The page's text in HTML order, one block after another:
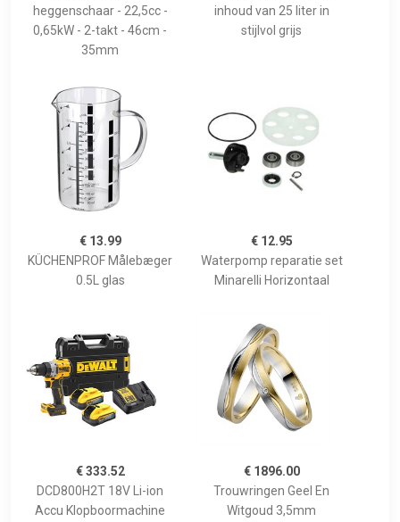
heggenschaar - 22,5cc -
0,65kW - 2-takt - 46cm -
35mm
inhoud van 25 liter in
stijlvol grijs
€ 13.99
KÜCHENPROF Målebæger
0.5L glas
€ 12.95
Waterpomp reparatie set
Minarelli Horizontaal
€ 333.52
DCD800H2T 18V Li-ion
Accu Klopboormachine
€ 1896.00
Trouwringen Geel En
Witgoud 3,5mm